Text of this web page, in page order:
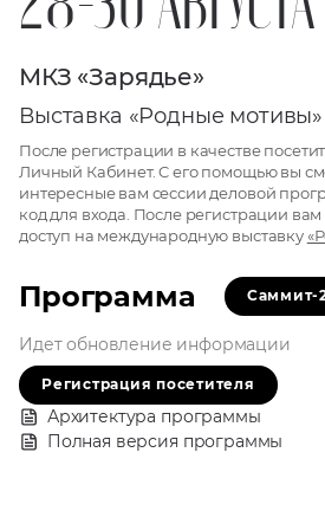
МКЗ «Зарядье»
Выставка «Родные мотивы»
После регистрации в качестве
Личный Кабинет. C его помощью вы
интересные вам сессии деловой
код для входа. После регистрации
доступ на международную выставку
Программа Саммит-
Идет обновление информации
Регистрация посетителя
Архитектура программы
Полная версия программы